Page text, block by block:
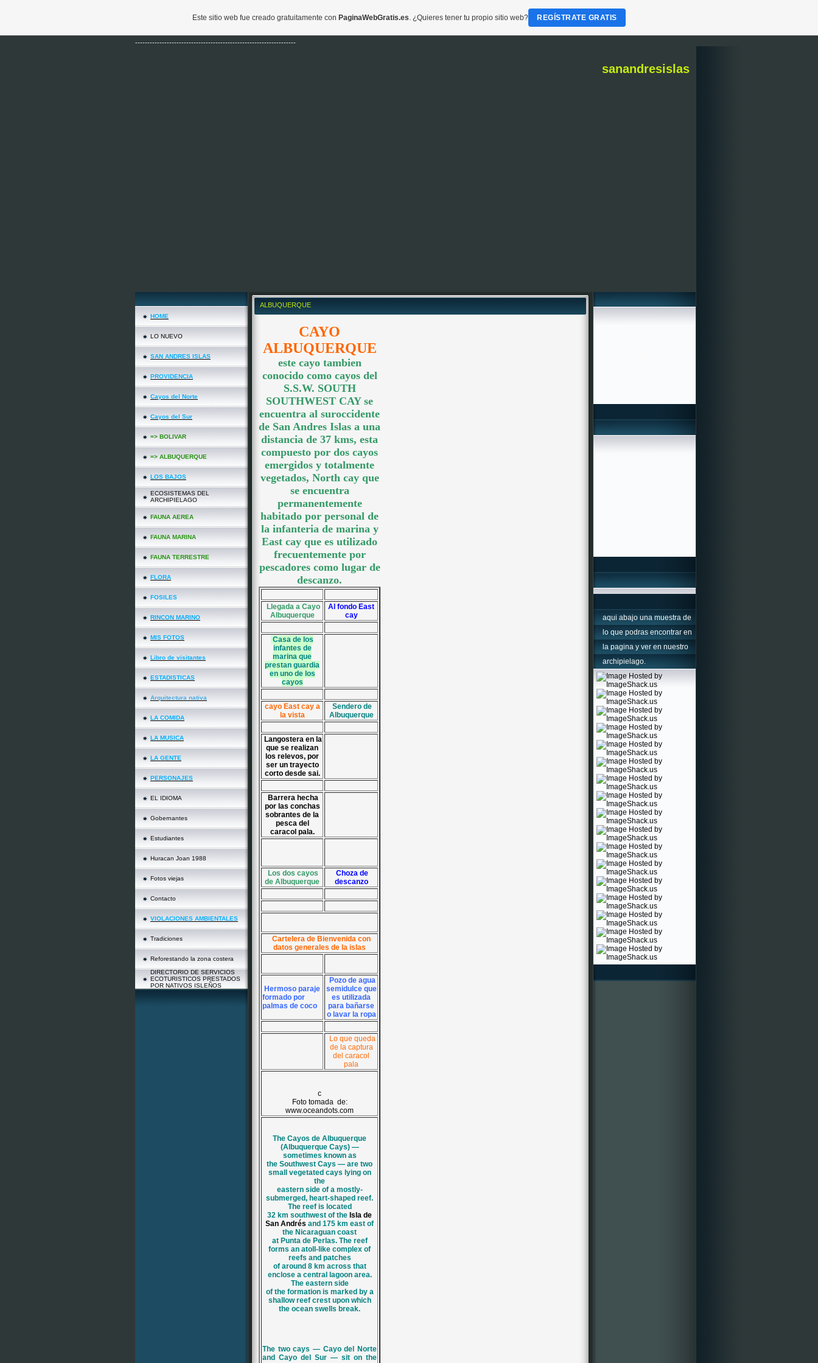
------------------------------------------------------------------
sanandresislas
HOME
LO NUEVO
SAN ANDRES ISLAS
PROVIDENCIA
Cayos del Norte
Cayos del Sur
=> BOLIVAR
=> ALBUQUERQUE
LOS BAJOS
ECOSISTEMAS DEL
ARCHIPIELAGO
FAUNA AEREA
FAUNA MARINA
FAUNA TERRESTRE
FLORA
FOSILES
RINCON MARINO
MIS FOTOS
Libro de visitantes
ESTADISTICAS
Arquitectura nativa
LA COMIDA
LA MUSICA
LA GENTE
PERSONAJES
EL IDIOMA
Gobernantes
Estudiantes
Huracan Joan 1988
Fotos viejas
Contacto
VIOLACIONES AMBIENTALES
Tradiciones
Reforestando la zona costera
DIRECTORIO DE SERVICIOS
ECOTURISTICOS PRESTADOS
POR NATIVOS ISLEÑOS
ALBUQUERQUE
CAYO
ALBUQUERQUE
este cayo tambien
conocido como cayos del
S.S.W. SOUTH
SOUTHWEST CAY se
encuentra al suroccidente
de San Andres Islas a una
distancia de 37 kms, esta
compuesto por dos cayos
emergidos y totalmente
vegetados, North cay que
se encuentra
permanentemente
habitado por personal de
la infanteria de marina y
East cay que es utilizado
frecuentemente por
pescadores como lugar de
descanzo.
Llegada a Cayo
Albuquerque
Al fondo East
cay
Casa de los
infantes de
marina que
prestan guardia
en uno de los
cayos
cayo East cay a
la vista
Sendero de
Albuquerque
Langostera en la
que se realizan
los relevos, por
ser un trayecto
corto desde sai.
Barrera hecha
por las conchas
sobrantes de la
pesca del
caracol pala.
Los dos cayos
de Albuquerque
Choza de
descanzo
Cartelera de Bienvenida con
datos generales de la islas
Hermoso paraje
formado por
palmas de coco
Pozo de agua
semidulce que
es utilizada
para bañarse
o lavar la ropa
Lo que queda
de la captura
del caracol
pala
c
Foto tomada de:
www.oceandots.com
The Cayos de Albuquerque
(Albuquerque Cays) —
sometimes known as
the Southwest Cays — are two
small vegetated cays lying on
the
eastern side of a mostly-
submerged, heart-shaped reef.
The reef is located
32 km southwest of the Isla de
San Andrés and 175 km east of
the Nicaraguan coast
at Punta de Perlas. The reef
forms an atoll-like complex of
reefs and patches
of around 8 km across that
enclose a central lagoon area.
The eastern side
of the formation is marked by a
shallow reef crest upon which
the ocean swells break.
The two cays — Cayo del Norte
and Cayo del Sur — sit on the
aqui abajo una muestra de
lo que podras encontrar en
la pagina y ver en nuestro
archipielago.
Este sitio web fue creado gratuitamente con PaginaWebGratis.es. ¿Quieres tener tu propio sitio web? REGÍSTRATE GRATIS